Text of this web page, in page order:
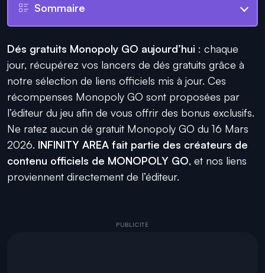
Sommaire
Dés gratuits Monopoly GO aujourd’hui : chaque
jour, récupérez vos lancers de dés gratuits grâce à
notre sélection de liens officiels mis à jour. Ces
récompenses Monopoly GO sont proposées par
l’éditeur du jeu afin de vous offrir des bonus exclusifs.
Ne ratez aucun dé gratuit Monopoly GO du 16 Mars
2026. INFINITY AREA fait partie des créateurs de
contenu officiels de MONOPOLY GO, et nos liens
proviennent directement de l’éditeur.